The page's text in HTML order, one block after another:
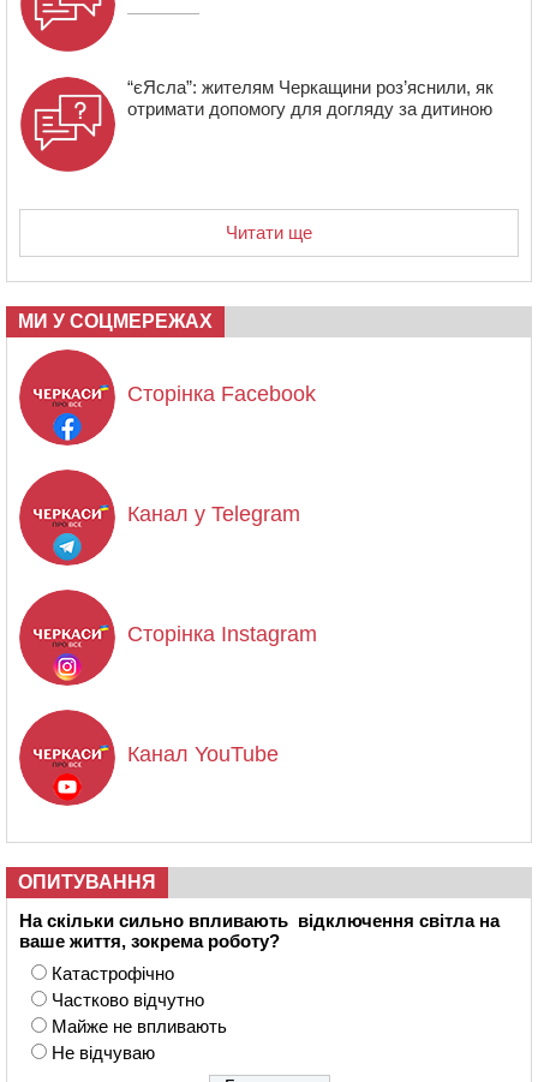
“єЯсла”: жителям Черкащини роз’яснили, як
отримати допомогу для догляду за дитиною
Читати ще
МИ У СОЦМЕРЕЖАХ
Сторінка Facebook
Канал у Telegram
Сторінка Instagram
Канал YouTube
ОПИТУВАННЯ
На скільки сильно впливають відключення світла на
ваше життя, зокрема роботу?
Катастрофічно
Частково відчутно
Майже не впливають
Не відчуваю